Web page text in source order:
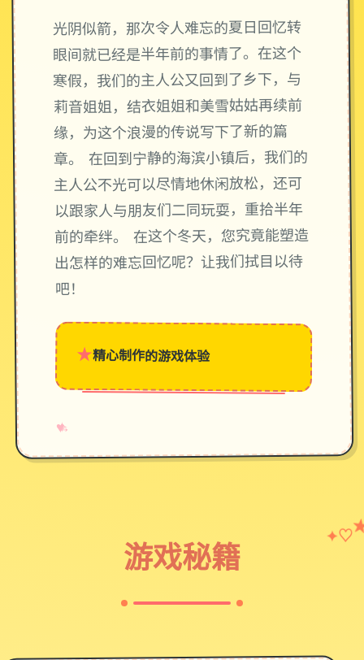
光阴似箭，那次令人难忘的夏日回忆转
眼间就已经是半年前的事情了。在这个
寒假，我们的主人公又回到了乡下，与
莉音姐姐，结衣姐姐和美雪姑姑再续前
缘，为这个浪漫的传说写下了新的篇
章。 在回到宁静的海滨小镇后，我们的
主人公不光可以尽情地休闲放松，还可
以跟家人与朋友们二同玩耍，重拾半年
前的牵绊。 在这个冬天，您究竟能塑造
出怎样的难忘回忆呢？让我们拭目以待
吧！
★精心制作的游戏体验
♥
✧
→
游戏秘籍
✦♡